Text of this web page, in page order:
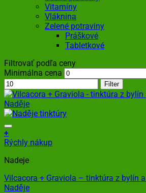
Vitamíny
Vláknina
Zelené potraviny
Práškové
Tabletkové
Filtrovať podľa ceny
Minimálna cena
Filter
+
Rýchly nákup
Nadeje
Vilcacora + Graviola – tinktúra z bylín
Naděje